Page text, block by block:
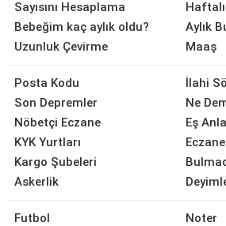
Sayısını Hesaplama
Bebeğim kaç aylık oldu?
Uzunluk Çevirme
Aylık
Maaş
Posta Kodu
Son Depremler
Nöbetçi Eczane
KYK Yurtları
Kargo Şubeleri
Askerlik
İlahi
Ne
Eş
Eczane
Futbol
Noter